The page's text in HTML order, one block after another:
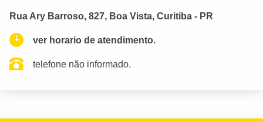
Rua Ary Barroso, 827, Boa Vista, Curitiba - PR
ver horario de atendimento.
telefone não informado.